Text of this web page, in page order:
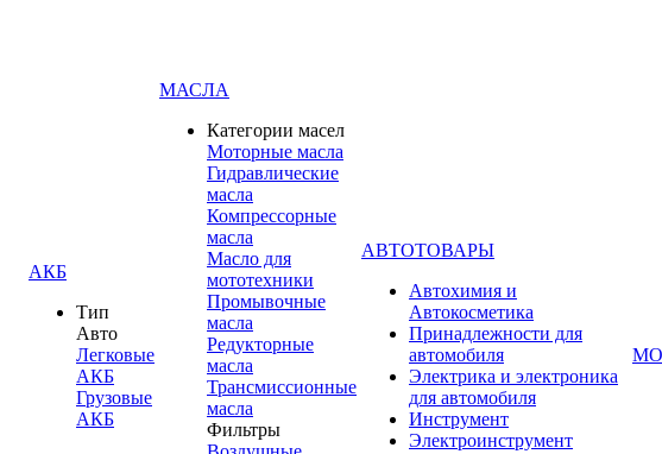
АКБ
Тип
Авто
Легковые
АКБ
Грузовые
АКБ
МАСЛА
Категории масел
Моторные масла
Гидравлические
масла
Компрессорные
масла
Масло для
мототехники
Промывочные
масла
Редукторные
масла
Трансмиссионные
масла
Фильтры
АВТОТОВАРЫ
Автохимия и
Автокосметика
Принадлежности для
автомобиля
Электрика и электроника
для автомобиля
Инструмент
Электроинструмент